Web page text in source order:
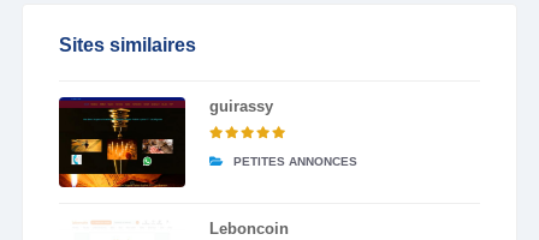
Sites similaires
guirassy
PETITES ANNONCES
Leboncoin